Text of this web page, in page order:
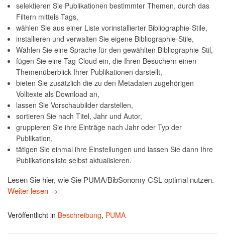
selektieren Sie Publikationen bestimmter Themen, durch das
Filtern mittels Tags,
wählen Sie aus einer Liste vorinstallierter Bibliographie-Stile,
installieren und verwalten Sie eigene Bibliographie-Stile,
Wählen Sie eine Sprache für den gewählten Bibliographie-Stil,
fügen Sie eine Tag-Cloud ein, die Ihren Besuchern einen
Themenüberblick Ihrer Publikationen darstellt,
bieten Sie zusätzlich die zu den Metadaten zugehörigen
Volltexte als Download an,
lassen Sie Vorschaubilder darstellen,
sortieren Sie nach Titel, Jahr und Autor,
gruppieren Sie ihre Einträge nach Jahr oder Typ der
Publikation,
tätigen Sie einmal ihre Einstellungen und lassen Sie dann Ihre
Publikationsliste selbst aktualisieren.
Lesen Sie hier, wie Sie PUMA/BibSonomy CSL optimal nutzen.
Weiter lesen →
Veröffentlicht in Beschreibung, PUMA